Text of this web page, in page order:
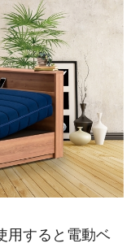
用すると電動ベ